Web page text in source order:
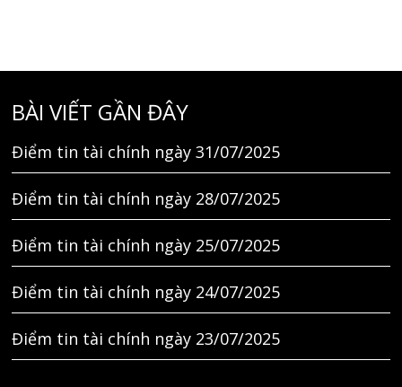
BÀI VIẾT GẦN ĐÂY
Điểm tin tài chính ngày 31/07/2025
Điểm tin tài chính ngày 28/07/2025
Điểm tin tài chính ngày 25/07/2025
Điểm tin tài chính ngày 24/07/2025
Điểm tin tài chính ngày 23/07/2025